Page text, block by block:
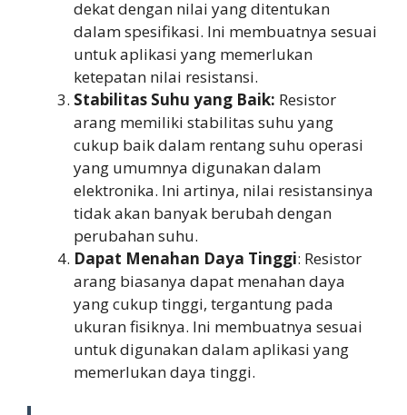
dekat dengan nilai yang ditentukan
dalam spesifikasi. Ini membuatnya sesuai
untuk aplikasi yang memerlukan
ketepatan nilai resistansi.
Stabilitas Suhu yang Baik: Resistor
arang memiliki stabilitas suhu yang
cukup baik dalam rentang suhu operasi
yang umumnya digunakan dalam
elektronika. Ini artinya, nilai resistansinya
tidak akan banyak berubah dengan
perubahan suhu.
Dapat Menahan Daya Tinggi: Resistor
arang biasanya dapat menahan daya
yang cukup tinggi, tergantung pada
ukuran fisiknya. Ini membuatnya sesuai
untuk digunakan dalam aplikasi yang
memerlukan daya tinggi.